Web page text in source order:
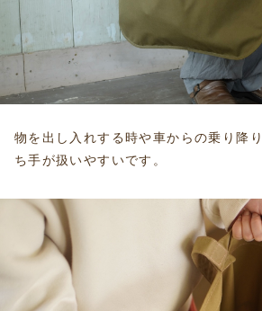
物を出し入れする時や車からの乗り降
ち手が扱いやすいです。